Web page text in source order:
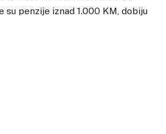
su penzije iznad 1.000 KM, dobiju